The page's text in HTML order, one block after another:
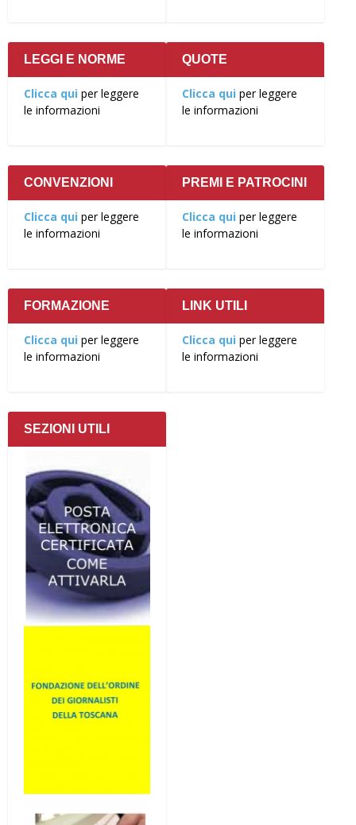
LEGGI E NORME
Clicca qui per leggere
le informazioni
QUOTE
Clicca qui per leggere
le informazioni
CONVENZIONI
Clicca qui per leggere
le informazioni
PREMI E PATROCINI
Clicca qui per leggere
le informazioni
FORMAZIONE
Clicca qui per leggere
le informazioni
LINK UTILI
Clicca qui per leggere
le informazioni
SEZIONI UTILI